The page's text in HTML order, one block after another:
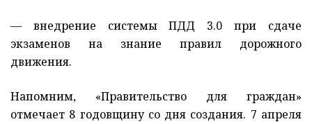
— внедрение системы ПДД 3.0 при сдаче
экзаменов на знание правил дорожного
движения.
Напомним, «Правительство для граждан»
отмечает 8 годовщину со дня создания. 7 апреля